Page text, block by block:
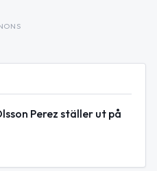
Perez ställer ut på